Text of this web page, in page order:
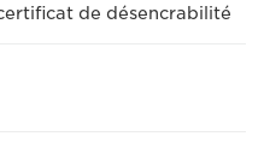
de désencrabilité